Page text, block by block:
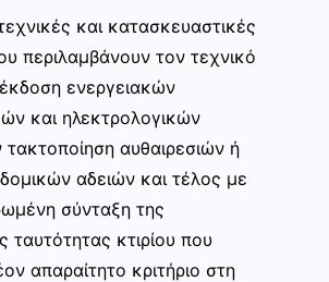
και κατασκευαστικές
περιλαμβάνουν τον τεχνικό
ενεργειακών
και ηλεκτρολογικών
τακτοποίηση αυθαιρεσιών ή
αδειών και τέλος με
σύνταξη της
ταυτότητας κτιρίου που
απαραίτητο κριτήριο στη